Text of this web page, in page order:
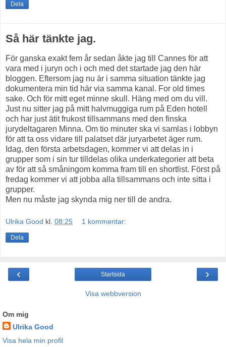
Dela
Så här tänkte jag.
För ganska exakt fem år sedan åkte jag till Cannes för att
vara med i juryn och i och med det startade jag den här
bloggen. Eftersom jag nu är i samma situation tänkte jag
dokumentera min tid här via samma kanal. For old times
sake. Och för mitt eget minne skull. Häng med om du vill.
Just nu sitter jag på mitt halvmuggiga rum på Eden hotell
och har just ätit frukost tillsammans med den finska
jurydeltagaren Minna. Om tio minuter ska vi samlas i lobbyn
för att ta oss vidare till palatset där juryarbetet äger rum.
Idag, den första arbetsdagen, kommer vi att delas in i
grupper som i sin tur tilldelas olika underkategorier att beta
av för att så småningom komma fram till en shortlist. Först på
fredag kommer vi att jobba alla tillsammans och inte sitta i
grupper.
Men nu måste jag skynda mig ner till de andra.
Ulrika Good kl. 08:25 1 kommentar:
Dela
‹ ›
Startsida
Visa webbversion
Om mig
Ulrika Good
Visa hela min profil